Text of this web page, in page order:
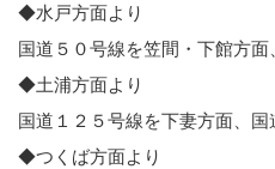
◆水戸方面より
国道５０号線を笠間・下館方
◆土浦方面より
国道１２５号線を下妻方面、
◆つくば方面より